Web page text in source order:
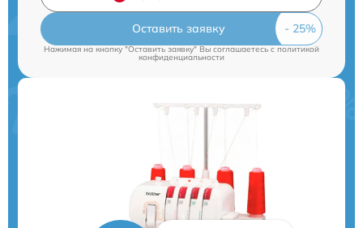
Оставить заявку
Нажимая на кнопку "Оставить заявку" Вы соглашаетесь cполитикой
конфиденциальности